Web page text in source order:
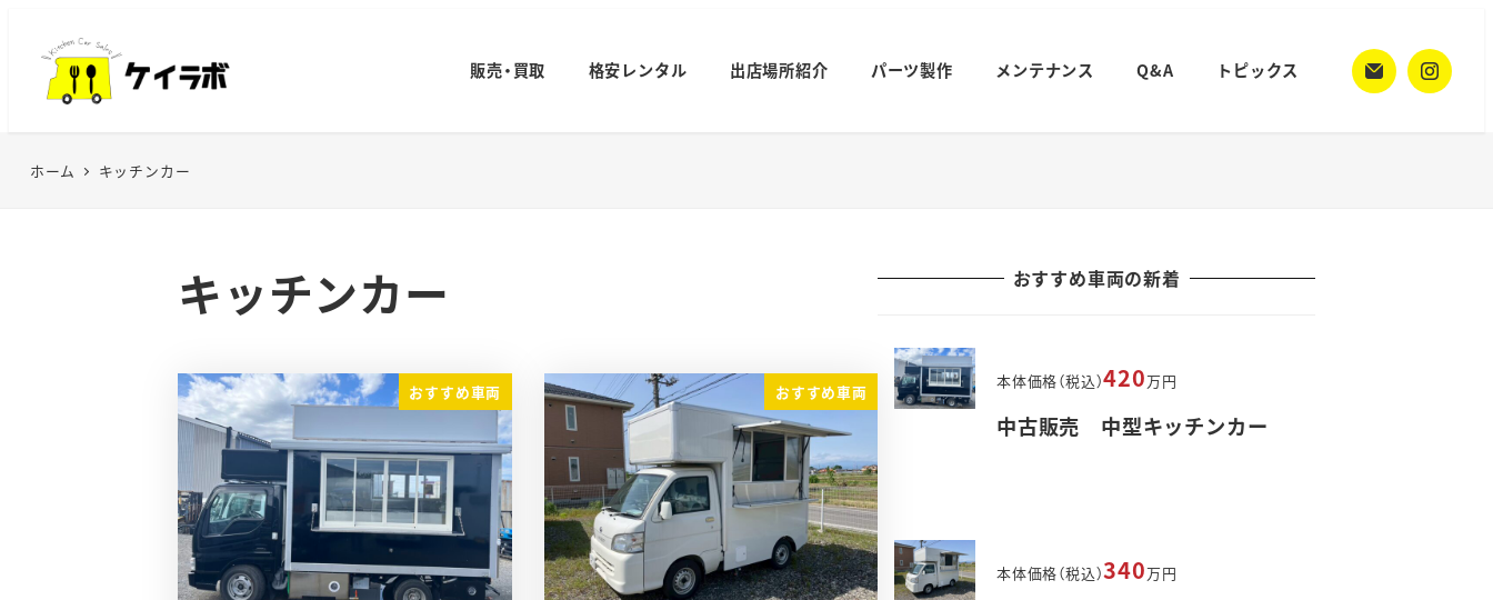
販売・買取 格安レンタル 出店場所紹介 パーツ製作 メンテナンス Q&A トピックス
ホーム キッチンカー
キッチンカー
おすすめ車両 おすすめ車両
おすすめ車両の新着
本体価格（税込）420万円
中古販売 中型キッチンカー
本体価格（税込）340万円